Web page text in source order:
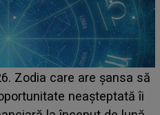
zi. Cine sunt artiștii
la ce ore au loc cele mai